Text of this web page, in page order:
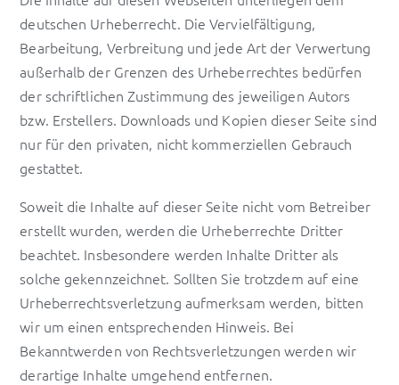
deutschen Urheberrecht. Die Vervielfältigung,
Bearbeitung, Verbreitung und jede Art der Verwertung
außerhalb der Grenzen des Urheberrechtes bedürfen
der schriftlichen Zustimmung des jeweiligen Autors
bzw. Erstellers. Downloads und Kopien dieser Seite sind
nur für den privaten, nicht kommerziellen Gebrauch
gestattet.
Soweit die Inhalte auf dieser Seite nicht vom Betreiber
erstellt wurden, werden die Urheberrechte Dritter
beachtet. Insbesondere werden Inhalte Dritter als
solche gekennzeichnet. Sollten Sie trotzdem auf eine
Urheberrechtsverletzung aufmerksam werden, bitten
wir um einen entsprechenden Hinweis. Bei
Bekanntwerden von Rechtsverletzungen werden wir
derartige Inhalte umgehend entfernen.